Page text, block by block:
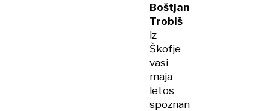
Boštjan
Trobiš
iz
Škofje
vasi
maja
letos
spoznan